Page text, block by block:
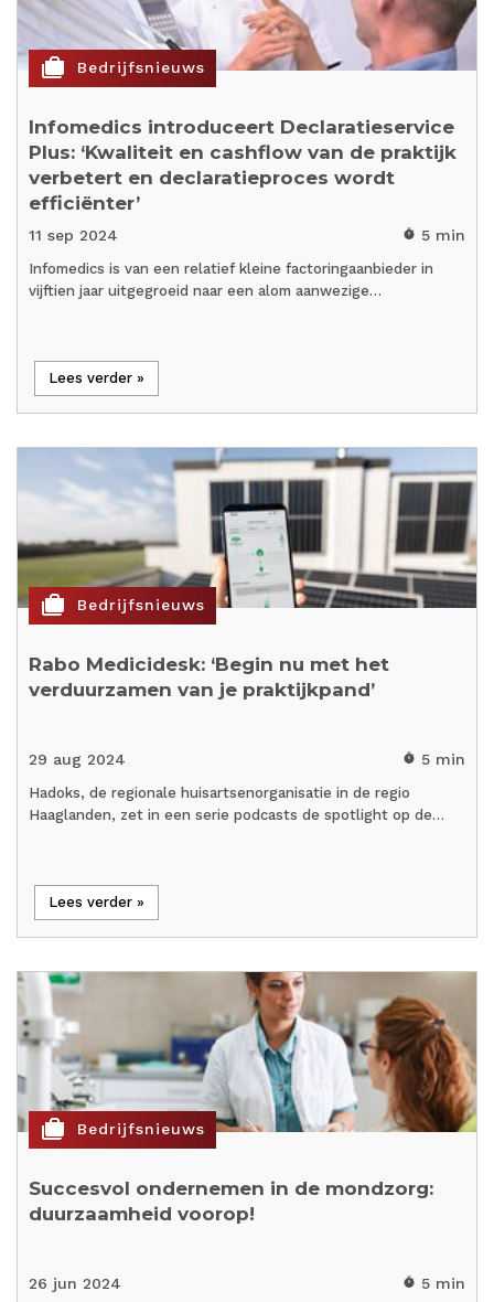
cases Bedrijfsnieuws
Infomedics introduceert Declaratieservice
Plus: ‘Kwaliteit en cashflow van de praktijk
verbetert en declaratieproces wordt
efficiënter’
11 sep 2024 timer 5 min
Infomedics is van een relatief kleine factoringaanbieder in
vijftien jaar uitgegroeid naar een alom aanwezige…
Lees verder »
cases Bedrijfsnieuws
Rabo Medicidesk: ‘Begin nu met het
verduurzamen van je praktijkpand’
29 aug 2024 timer 5 min
Hadoks, de regionale huisartsenorganisatie in de regio
Haaglanden, zet in een serie podcasts de spotlight op de…
Lees verder »
cases Bedrijfsnieuws
Succesvol ondernemen in de mondzorg:
duurzaamheid voorop!
26 jun 2024 timer 5 min